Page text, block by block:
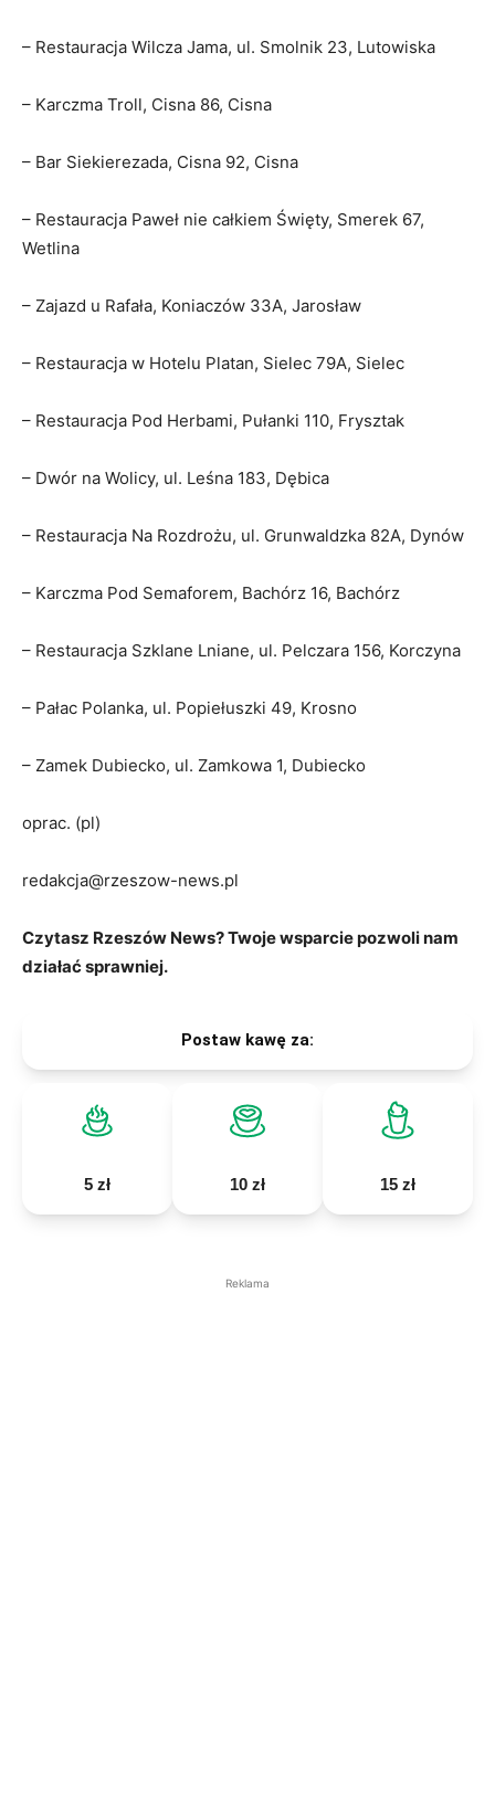
– Restauracja Wilcza Jama, ul. Smolnik 23, Lutowiska
– Karczma Troll, Cisna 86, Cisna
– Bar Siekierezada, Cisna 92, Cisna
– Restauracja Paweł nie całkiem Święty, Smerek 67,
Wetlina
– Zajazd u Rafała, Koniaczów 33A, Jarosław
– Restauracja w Hotelu Platan, Sielec 79A, Sielec
– Restauracja Pod Herbami, Pułanki 110, Frysztak
– Dwór na Wolicy, ul. Leśna 183, Dębica
– Restauracja Na Rozdrożu, ul. Grunwaldzka 82A, Dynów
– Karczma Pod Semaforem, Bachórz 16, Bachórz
– Restauracja Szklane Lniane, ul. Pelczara 156, Korczyna
– Pałac Polanka, ul. Popiełuszki 49, Krosno
– Zamek Dubiecko, ul. Zamkowa 1, Dubiecko
oprac. (pl)
redakcja@rzeszow-news.pl
Czytasz Rzeszów News? Twoje wsparcie pozwoli nam
działać sprawniej.
Postaw kawę za:
5 zł 10 zł 15 zł
Reklama